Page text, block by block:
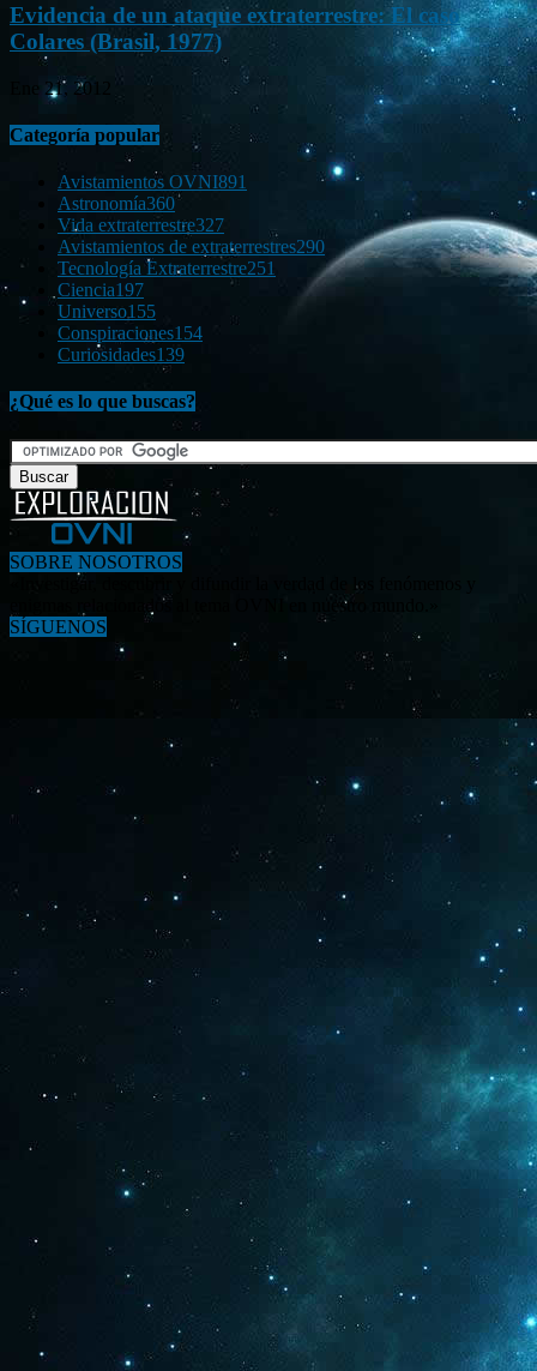
Evidencia de un ataque extraterrestre: El caso
Colares (Brasil, 1977)
Ene 21, 2012
Categoría popular
Avistamientos OVNI891
Astronomía360
Vida extraterrestre327
Avistamientos de extraterrestres290
Tecnología Extraterrestre251
Ciencia197
Universo155
Conspiraciones154
Curiosidades139
¿Qué es lo que buscas?
SOBRE NOSOTROS
«Investigar, descubrir y difundir la verdad de los fenómenos y
enigmas relacionados al tema OVNI en nuestro mundo.»
SÍGUENOS